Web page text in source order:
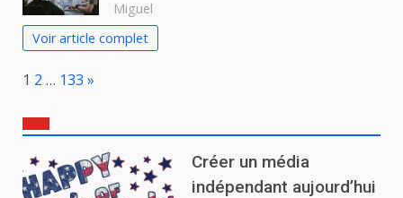
Miguel
Voir article complet
Page:
1 2 … 133 Next
»
Créer un média
indépendant aujourd’hui